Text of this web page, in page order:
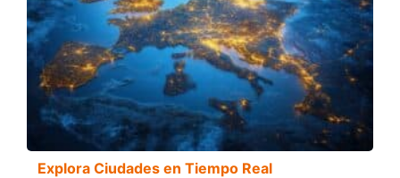
Explora Ciudades en Tiempo Real